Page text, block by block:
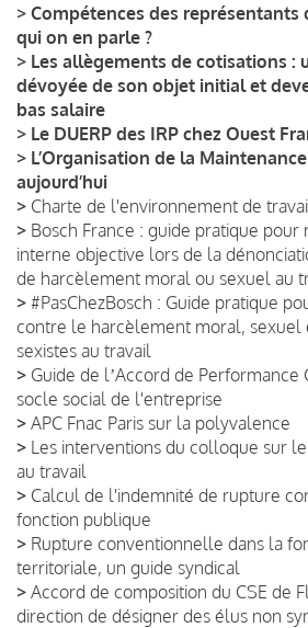
> Compétences des représentants
qui on en parle ?
> Les allègements de cotisations :
dévoyée de son objet initial et
bas salaire
> Le DUERP des IRP chez Ouest
> L’Organisation de la
aujourd’hui
> Charte de l'environnement de
> Bosch France : guide pratique
interne objective lors de la
de harcèlement moral ou sexuel au
> #PasChezBosch : Guide pratique
contre le harcèlement moral, sexuel
sexistes au travail
> Guide de lʼAccord de
socle social de l'entreprise
> APC Fnac Paris sur la polyvalence
> Les interventions du colloque sur
au travail
> Calcul de l'indemnité de rupture
fonction publique
> Rupture conventionnelle dans la
territoriale, un guide syndical
> Accord de composition du CSE de
direction de désigner des élus non